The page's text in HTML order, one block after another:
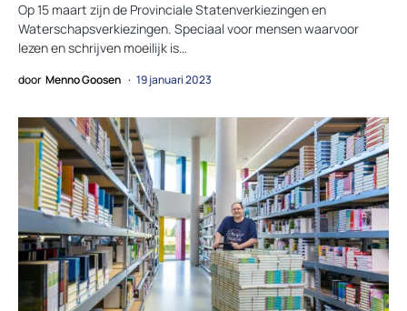
Op 15 maart zijn de Provinciale Statenverkiezingen en
Waterschapsverkiezingen. Speciaal voor mensen waarvoor
lezen en schrijven moeilijk is…
door Menno Goosen 19 januari 2023